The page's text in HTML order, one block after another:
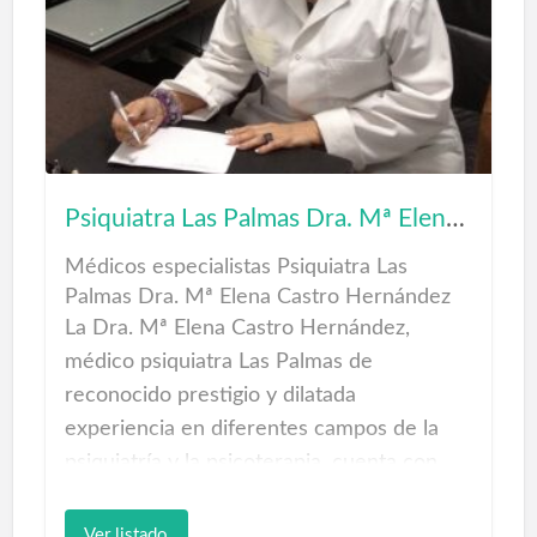
parte importante de tu estética y de tu
felicidad…
Servicios Centro Dental en Las Palmas de
Gran Canaria.
Periodoncia Implantología Prótesis dental
Cirugía oral Radiología TE ESPERAMOS
Psiquiatra Las Palmas Dra. Mª Elena Castro Hernández
Médicos especialistas Psiquiatra Las
Palmas Dra. Mª Elena Castro Hernández
La Dra. Mª Elena Castro Hernández,
médico psiquiatra Las Palmas de
reconocido prestigio y dilatada
experiencia en diferentes campos de la
psiquiatría y la psicoterapia, cuenta con
y España donde ha trabajado para el